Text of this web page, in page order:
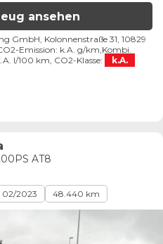
ansehen
GmbH, Kolonnenstraße 31, 10829
Emission: k.A. g/km,Kombi.
l/100 km, CO2-Klasse: k.A.
AT8
02/2023 48.440 km